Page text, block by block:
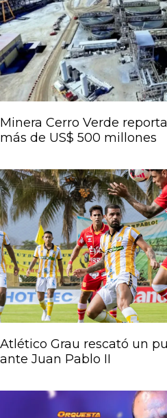
Minera Cerro Verde
más de US$ 500 millones
Atlético Grau rescató un
ante Juan Pablo II